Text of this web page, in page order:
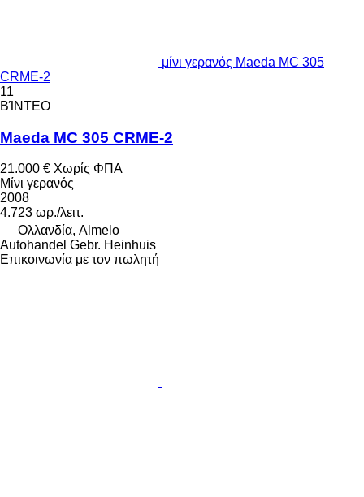
μίνι γερανός Maeda MC 305
CRME-2
11
ΒΊΝΤΕΟ
Maeda MC 305 CRME-2
21.000 € Χωρίς ΦΠΑ
Μίνι γερανός
2008
4.723 ωρ./λειτ.
Ολλανδία, Almelo
Autohandel Gebr. Heinhuis
Επικοινωνία με τον πωλητή